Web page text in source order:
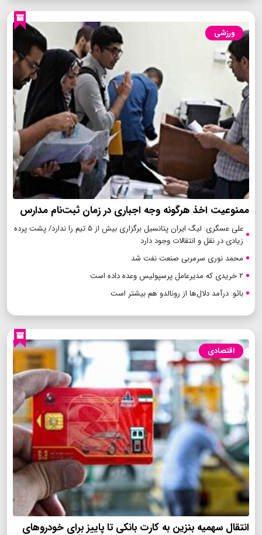
ورزشی
ممنوعیت اخذ هرگونه وجه اجباری در زمان ثبت‌نام مدارس
علی عسگری: لیگ ایران پتانسیل برگزاری بیش از ۵ تیم را ندارد/ پشت پرده
زیادی در نقل و انتقالات وجود دارد
محمد نوری سرمربی صنعت نفت شد
۲ خریدی که مدیرعامل پرسپولیس وعده داده است
بائو: درآمد دلال‌ها از رونالدو هم بیشتر است
اقتصادی
انتقال سهمیه بنزین به کارت بانکی تا پاییز برای خودروهای